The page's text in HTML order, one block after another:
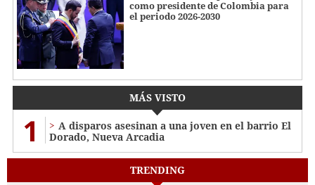
como presidente de Colombia para
el periodo 2026-2030
MÁS VISTO
1
A disparos asesinan a una joven en el barrio El
Dorado, Nueva Arcadia
TRENDING